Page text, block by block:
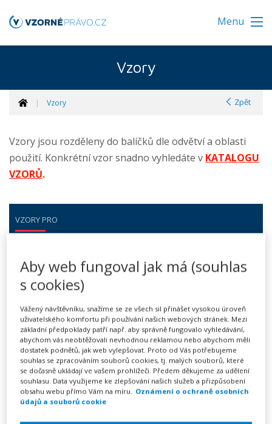
Menu
Vzory
Vzory Zpět
Vzory jsou rozděleny do balíčků dle odvětví a oblasti
použití. Konkrétní vzor snadno vyhledáte v KATALOGU
VZORŮ.
VZORY PRO
Uzavírám smlouvy
Nakládám s pohledávkami a dluhy
Pečuji o společnost s ručením omezeným
Více
Aby web fungoval jak má (souhlas
s cookies)
Vážený návštěvníku, snažíme se ze všech sil přinášet vysokou úroveň
uživatelského komfortu při používání našich webových stránek. Mezi
základní předpoklady patří např. aby správně fungovalo vyhledávání,
abychom vás neobtěžovali nevhodnou reklamou nebo abychom měli
dostatek podnětů, jak web vylepšovat. Proto od Vás potřebujeme
souhlas se zpracováním souborů cookies, tj. malých souborů, které
se dočasně ukládají ve vašem prohlížeči. Předem děkujeme za udělení
souhlasu. Data využijeme ke zlepšování našich služeb a přizpůsobení
obsahu webu přímo Vám na míru. Oznámení o ochraně osobních
údajů a souborů cookie